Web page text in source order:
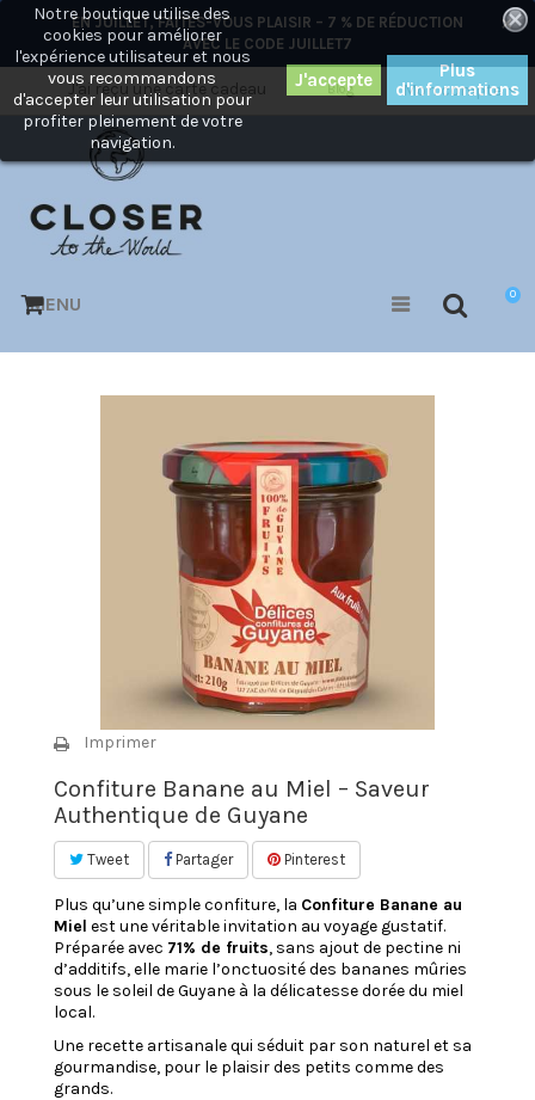
EN JUILLET, FAITES-VOUS PLAISIR – 7 % DE RÉDUCTION
AVEC LE CODE JUILLET7
×
Mon compte
Blog
J'ai reçu une carte cadeau
0
MENU
Notre boutique utilise des
cookies pour améliorer
l'expérience utilisateur et nous
vous recommandons
d'accepter leur utilisation pour
profiter pleinement de votre
navigation.
Plus
d'informations
Imprimer
Confiture Banane au Miel – Saveur
Authentique de Guyane
Tweet Partager Pinterest
Plus qu’une simple confiture, la Confiture Banane au
Miel est une véritable invitation au voyage gustatif.
Préparée avec 71% de fruits, sans ajout de pectine ni
d’additifs, elle marie l’onctuosité des bananes mûries
sous le soleil de Guyane à la délicatesse dorée du miel
local.
Une recette artisanale qui séduit par son naturel et sa
gourmandise, pour le plaisir des petits comme des
grands.